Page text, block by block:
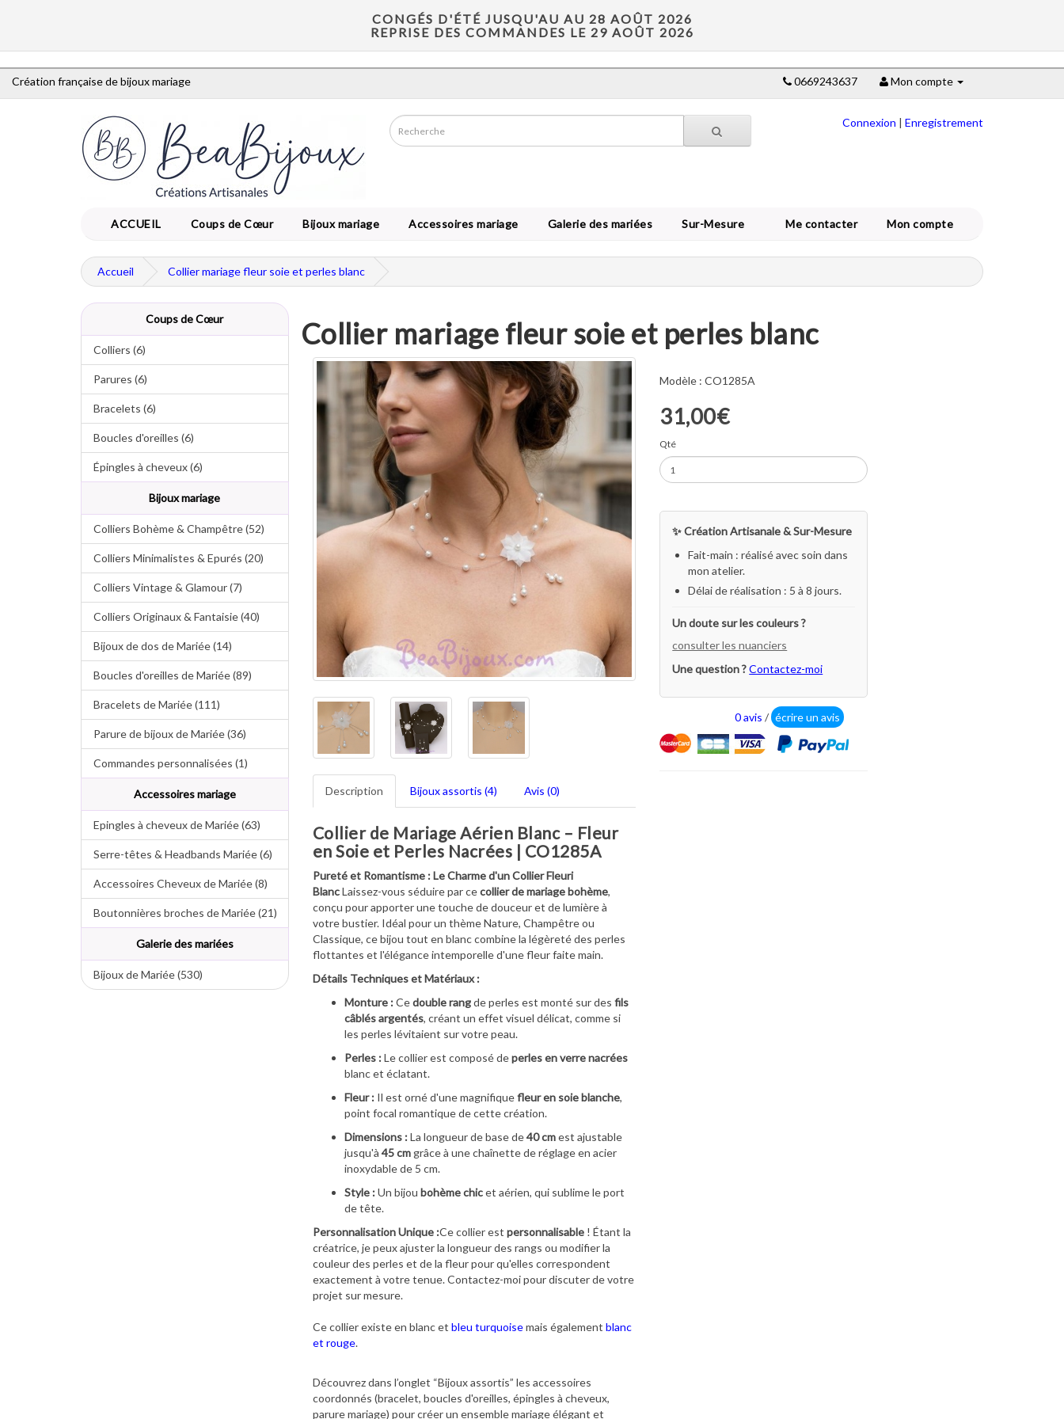
CONGÉS D'ÉTÉ JUSQU'AU AU 28 AOÛT 2026
REPRISE DES COMMANDES LE 29 AOÛT 2026
Création française de bijoux mariage 0669243637 Mon compte
Connexion | Enregistrement
ACCUEIL Coups de Cœur Bijoux mariage Accessoires mariage Galerie des mariées Sur-Mesure Me contacter Mon compte
Accueil Collier mariage fleur soie et perles blanc
Coups de Cœur
Colliers (6)
Parures (6)
Bracelets (6)
Boucles d'oreilles (6)
Épingles à cheveux (6)
Bijoux mariage
Colliers Bohème & Champêtre (52)
Colliers Minimalistes & Epurés (20)
Colliers Vintage & Glamour (7)
Colliers Originaux & Fantaisie (40)
Bijoux de dos de Mariée (14)
Boucles d'oreilles de Mariée (89)
Bracelets de Mariée (111)
Parure de bijoux de Mariée (36)
Commandes personnalisées (1)
Accessoires mariage
Epingles à cheveux de Mariée (63)
Serre-têtes & Headbands Mariée (6)
Accessoires Cheveux de Mariée (8)
Boutonnières broches de Mariée (21)
Galerie des mariées
Bijoux de Mariée (530)
Collier mariage fleur soie et perles blanc
Description Bijoux assortis (4) Avis (0)
Collier de Mariage Aérien Blanc – Fleur
en Soie et Perles Nacrées | CO1285A
Pureté et Romantisme : Le Charme d'un Collier Fleuri
BlancLaissez-vous séduire par cecollier de mariage bohème,
conçu pour apporter une touche de douceur et de lumière à
votre bustier. Idéal pour un thème Nature, Champêtre ou
Classique, ce bijou tout en blanc combine la légèreté des perles
flottantes et l'élégance intemporelle d'une fleur faite main.
Détails Techniques et Matériaux :
Monture :Cedouble rangde perles est monté sur des fils
câblés argentés, créant un effet visuel délicat, comme si
les perles lévitaient sur votre peau.
Perles :Le collier est composé deperles en verre nacrées
blanc et éclatant.
Fleur :Il est orné d'une magnifiquefleur en soie blanche,
point focal romantique de cette création.
Dimensions :La longueur de base de40 cmest ajustable
jusqu'à 45 cmgrâce à une chaînette de réglage en acier
inoxydable de 5 cm.
Style :Un bijou bohème chicet aérien, qui sublime le port
de tête.
Personnalisation Unique :Ce collier est personnalisable! Étant la
créatrice, je peux ajuster la longueur des rangs ou modifier la
couleur des perles et de la fleur pour qu'elles correspondent
exactement à votre tenue. Contactez-moi pour discuter de votre
projet sur mesure.
Ce collier existe en blanc et bleu turquoisemais également blanc
et rouge.
Découvrez dans l’onglet “Bijoux assortis” les accessoires
coordonnés (bracelet, boucles d'oreilles, épingles à cheveux,
parure mariage) pour créer un ensemble mariage élégant et
Modèle : CO1285A
31,00€
Qté
✨ Création Artisanale & Sur-Mesure
Fait-main : réalisé avec soin dans
mon atelier.
Délai de réalisation : 5 à 8 jours.
Un doute sur les couleurs ?
consulter les nuanciers
Une question ?Contactez-moi
0 avis / écrire un avis